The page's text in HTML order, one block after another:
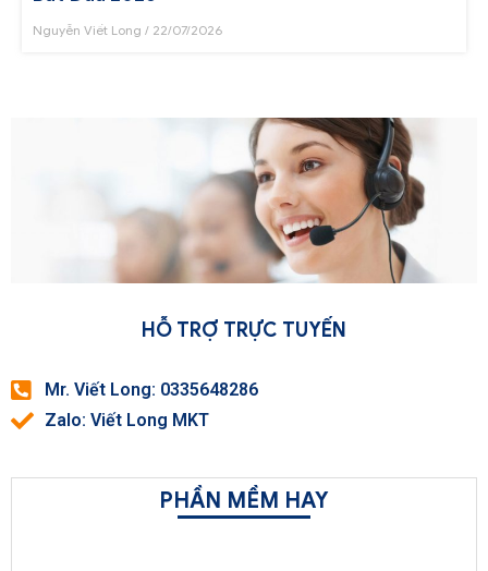
Nguyễn Viết Long 22/07/2026
HỖ TRỢ TRỰC TUYẾN
Mr. Viết Long: 0335648286
Zalo: Viết Long MKT
PHẦN MỀM HAY